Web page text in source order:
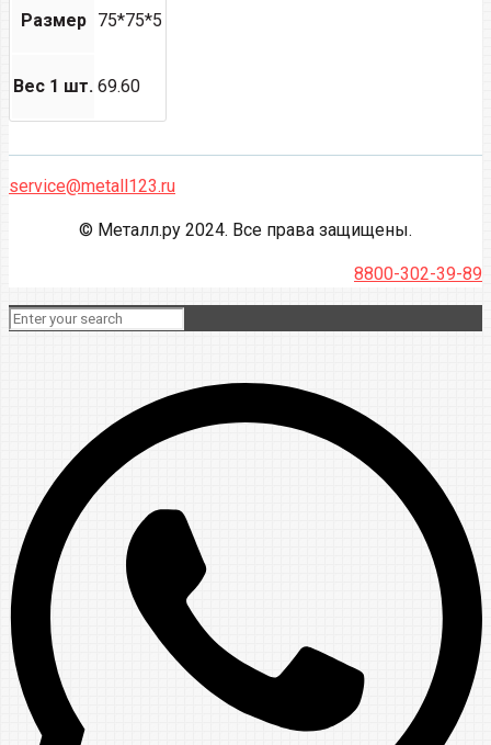
Размер 75*75*5
Вес 1 шт. 69.60
service@metall123.ru
© Металл.ру 2024. Все права защищены.
8800-302-39-89